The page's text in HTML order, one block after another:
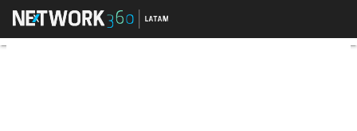
50. Retos y oportunidades del